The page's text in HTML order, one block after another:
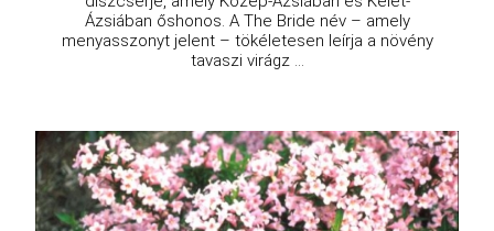
Ázsiában őshonos. A The Bride név – amely
menyasszonyt jelent – tökéletesen leírja a növény
tavaszi virágz ...